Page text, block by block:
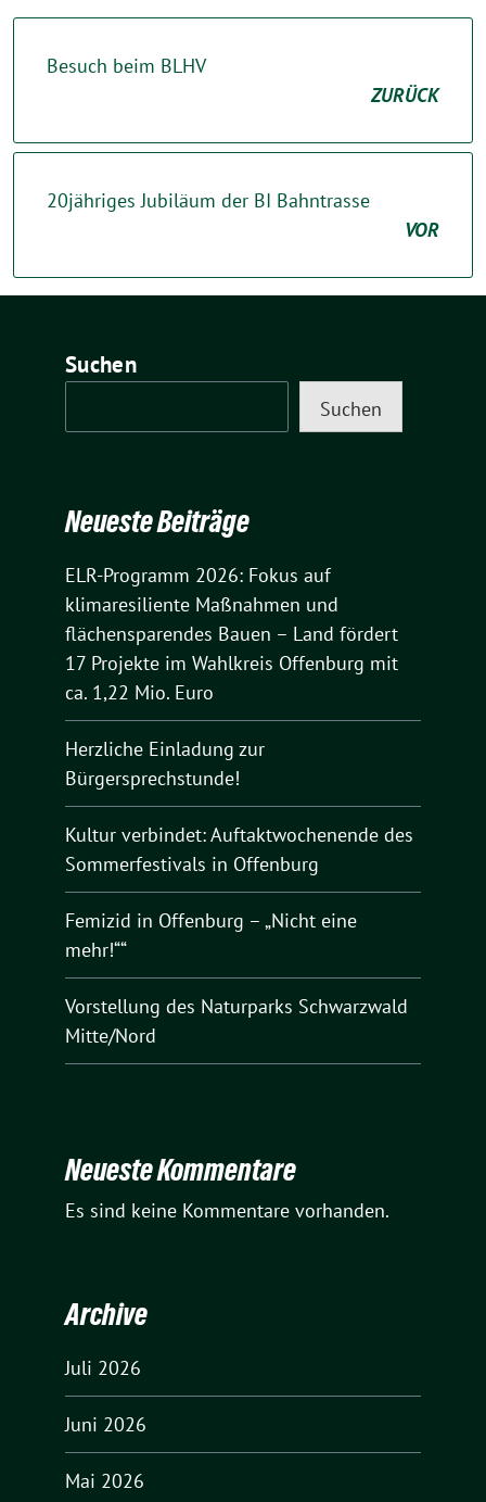
Besuch beim BLHV
ZURÜCK
20jähriges Jubiläum der BI Bahntrasse
VOR
Suchen
Suchen
Neueste Beiträge
ELR-Programm 2026: Fokus auf
klimaresiliente Maßnahmen und
flächensparendes Bauen – Land fördert
17 Projekte im Wahlkreis Offenburg mit
ca. 1,22 Mio. Euro
Herzliche Einladung zur
Bürgersprechstunde!
Kultur verbindet: Auftaktwochenende des
Sommerfestivals in Offenburg
Femizid in Offenburg – „Nicht eine
mehr!““
Vorstellung des Naturparks Schwarzwald
Mitte/Nord
Neueste Kommentare
Es sind keine Kommentare vorhanden.
Archive
Juli 2026
Juni 2026
Mai 2026